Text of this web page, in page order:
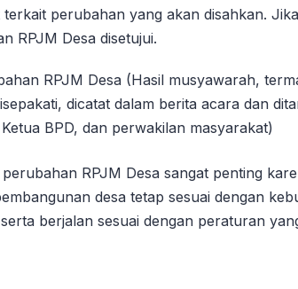
perubahan yang akan disahkan.
RPJM Desa disetujui.
RPJM Desa (Hasil musyawarah,
dicatat dalam berita acara dan
BPD, dan perwakilan masyarakat)
RPJM Desa sangat penting
desa tetap sesuai dengan
berjalan sesuai dengan peraturan